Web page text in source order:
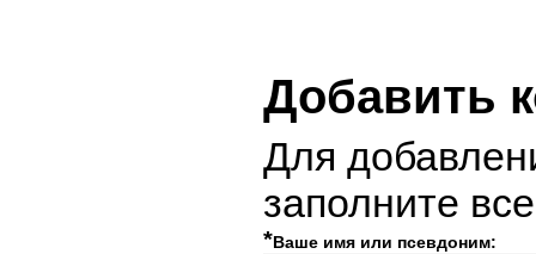
Добавить
Для
заполните
*Ваше имя или псевдоним: